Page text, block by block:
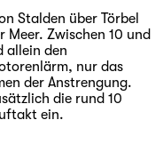
Stalden über Törbel
Zwischen 10 und
allein den
nur das
der Anstrengung.
die rund 10
ein.